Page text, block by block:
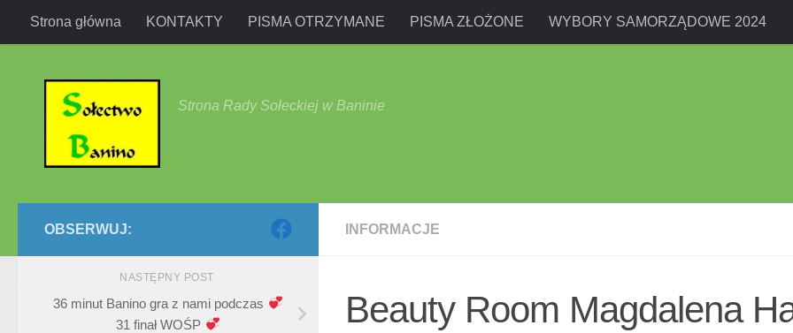
Przejdź do treści
Strona główna KONTAKTY PISMA OTRZYMANE PISMA ZŁOŻONE WYBORY SAMORZĄDOWE 2024
Strona Rady Sołeckiej w Baninie
INFORMACJE
Beauty Room Magdalena
OBSERWUJ:
NASTĘPNY POST
36 minut Banino gra z nami podczas
31 finał WOŚP